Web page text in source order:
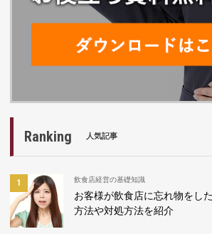
Ranking 人気記事
飲食店経営の基礎知識
お客様が飲食店に忘れ物をし
方法や対処方法を紹介